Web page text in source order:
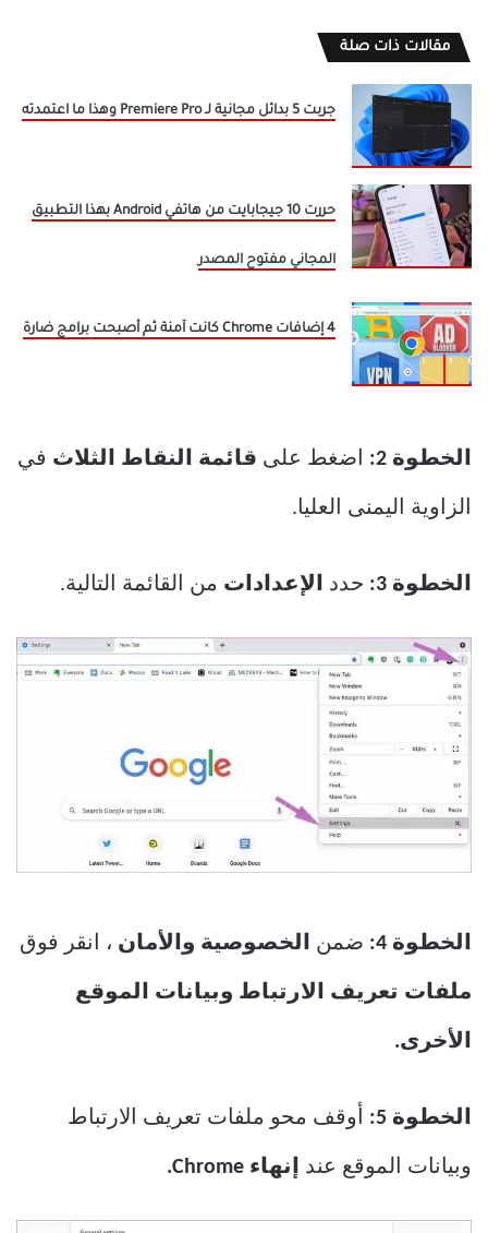
مقالات ذات صلة
جربت 5 بدائل مجانية لـ Premiere Pro وهذا ما اعتمدته
حررت 10 جيجابايت من هاتفي Android بهذا التطبيق
المجاني مفتوح المصدر
4 إضافات Chrome كانت آمنة ثم أصبحت برامج ضارة
الخطوة 2: اضغط على قائمة النقاط الثلاث في
الزاوية اليمنى العليا.
الخطوة 3: حدد الإعدادات من القائمة التالية.
الخطوة 4: ضمن الخصوصية والأمان ، انقر فوق
ملفات تعريف الارتباط وبيانات الموقع
الأخرى.
الخطوة 5: أوقف محو ملفات تعريف الارتباط
وبيانات الموقع عند إنهاء Chrome.